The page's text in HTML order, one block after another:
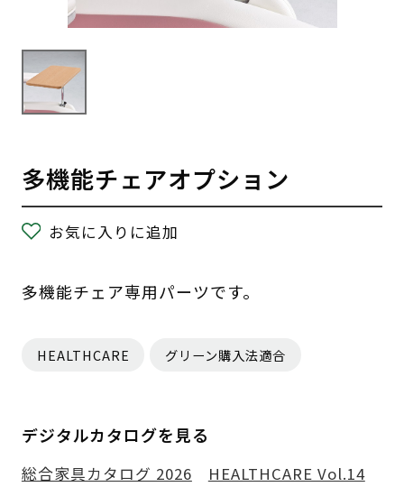
多機能チェアオプション
お気に入りに追加
多機能チェア専用パーツです。
HEALTHCARE グリーン購入法適合
デジタルカタログを見る
総合家具カタログ 2026 HEALTHCARE Vol.14